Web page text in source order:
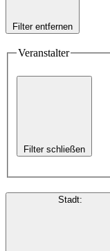
Filter entfernen
Veranstalter
Filter schließen
Stadt: